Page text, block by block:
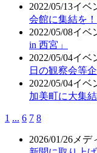
2022/05/13イベ
会館に集結を！
2022/05/08イベ
in 西宮」
2022/05/04イベ
日の観察会等
2022/05/04イベ
加美町に大集
1 ... 6 7 8
2026/01/26 メデ